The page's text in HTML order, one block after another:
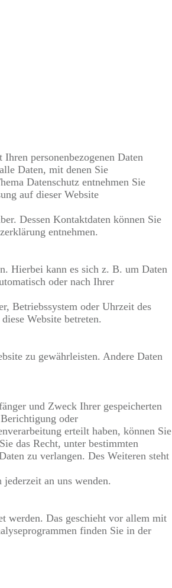
personenbezogenen Daten
Daten, mit denen Sie
Datenschutz entnehmen Sie
auf dieser Website
Dessen Kontaktdaten können Sie
entnehmen.
Hierbei kann es sich z. B. um Daten
oder nach Ihrer
Betriebssystem oder Uhrzeit des
Website betreten.
zu gewährleisten. Andere Daten
und Zweck Ihrer gespeicherten
oder
erteilt haben, können Sie
das Recht, unter bestimmten
zu verlangen. Des Weiteren steht
an uns wenden.
werden. Das geschieht vor allem mit
finden Sie in der